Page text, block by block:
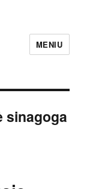
MENIU
sinagoga